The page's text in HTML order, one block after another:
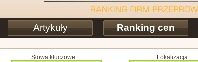
Artykuły Ranking cen
Słowa kluczowe: Lokalizacja: